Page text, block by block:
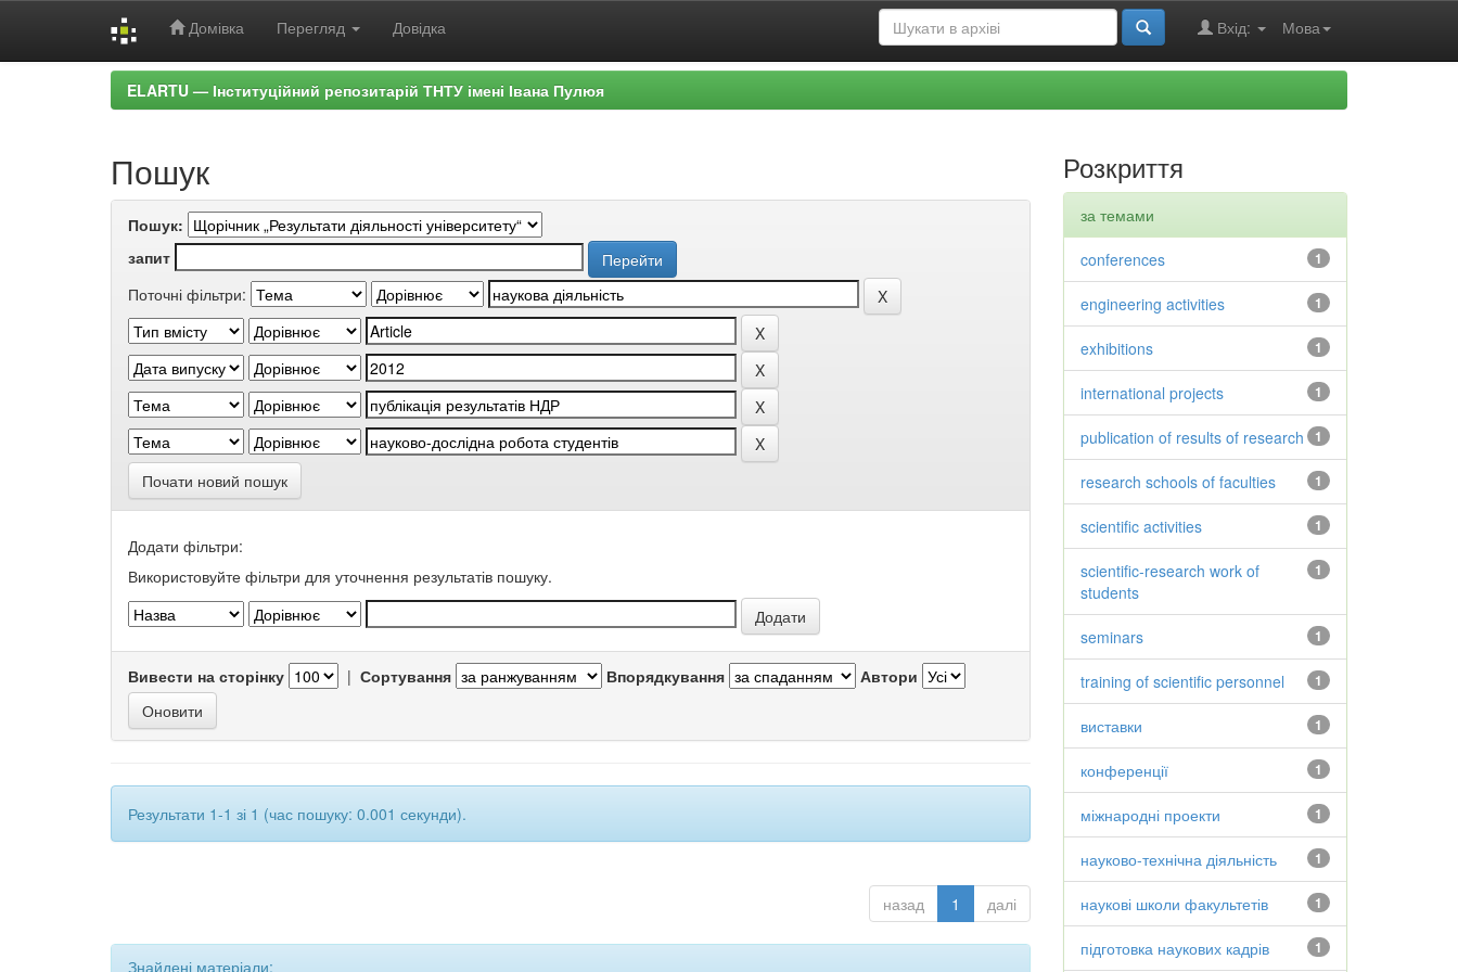
Домівка Перегляд Довідка Мова
Вхід:
ELARTU — Інституційний репозитарій ТНТУ імені Івана Пулюя
Пошук
Пошук:
запит
Поточні фільтри:
Почати новий пошук
Додати фільтри:
Використовуйте фільтри для уточнення результатів пошуку.
Вивести на сторінку | Сортування Впорядкування Автори
Результати 1-1 зі 1 (час пошуку: 0.001 секунди).
назад 1 далі
Знайдені матеріали:
Розкриття
за темами
1
conferences
1
engineering activities
1
exhibitions
1
international projects
1
publication of results of research
1
research schools of faculties
1
scientific activities
1
scientific-research work of
students
1
seminars
1
training of scientific personnel
1
виставки
1
конференції
1
міжнародні проекти
1
науково-технічна діяльність
1
наукові школи факультетів
1
підготовка наукових кадрів